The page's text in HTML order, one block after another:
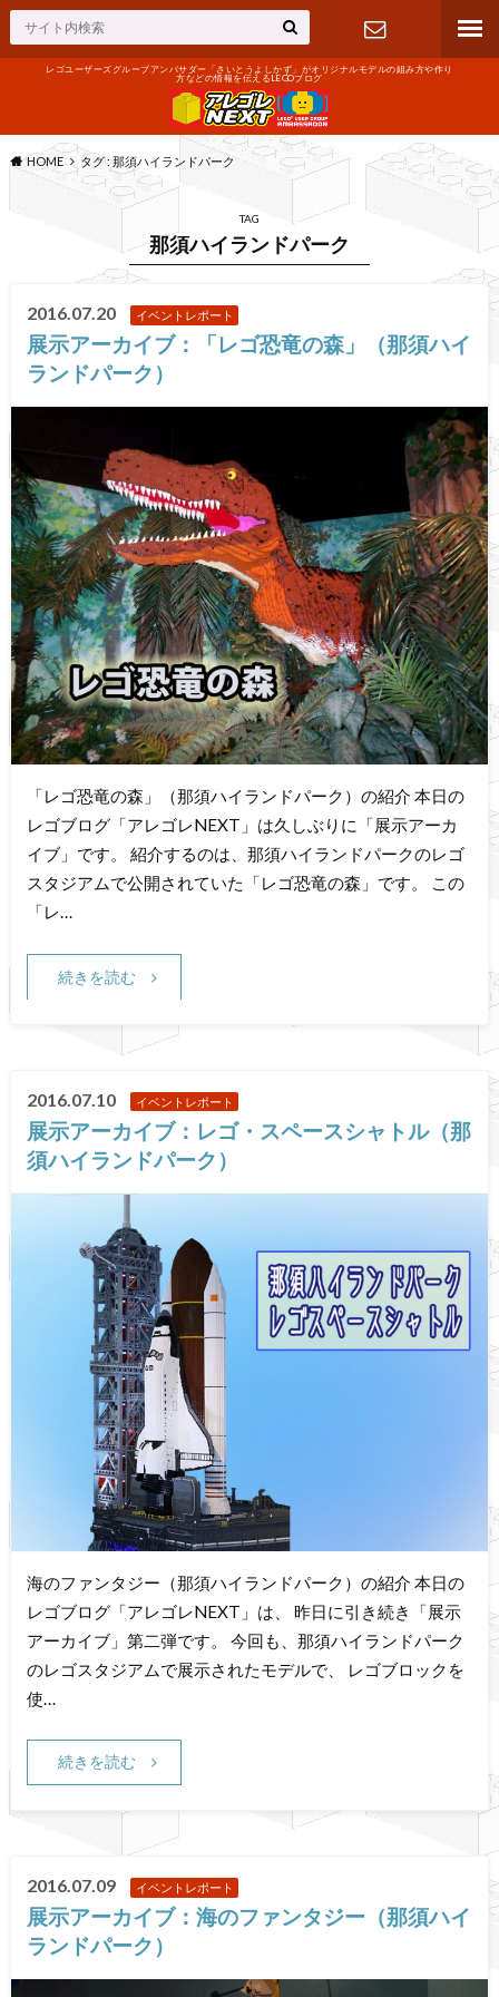
レゴユーザーズグループアンバサダー「さいとうよしかず」がオリジナルモデルの組み方や作り
方などの情報を伝えるLEGOブログ
せ
HOME タグ : 那須ハイランドパーク
TAG
那須ハイランドパーク
2016.07.20 イベントレポート
展示アーカイブ：「レゴ恐竜の森」（那須ハイ
ランドパーク）
「レゴ恐竜の森」（那須ハイランドパーク）の紹介 本日の
レゴブログ「アレゴレNEXT」は久しぶりに「展示アーカ
イブ」です。 紹介するのは、那須ハイランドパークのレゴ
スタジアムで公開されていた「レゴ恐竜の森」です。 この
「レ…
続きを読む
2016.07.10 イベントレポート
展示アーカイブ：レゴ・スペースシャトル（那
須ハイランドパーク）
海のファンタジー（那須ハイランドパーク）の紹介 本日の
レゴブログ「アレゴレNEXT」は、 昨日に引き続き「展示
アーカイブ」第二弾です。 今回も、那須ハイランドパーク
のレゴスタジアムで展示されたモデルで、 レゴブロックを
使…
続きを読む
2016.07.09 イベントレポート
展示アーカイブ：海のファンタジー（那須ハイ
ランドパーク）